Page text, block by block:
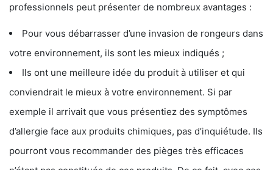
professionnels peut présenter de nombreux avantages :
Pour vous débarrasser d’une invasion de rongeurs dans
votre environnement, ils sont les mieux indiqués ;
Ils ont une meilleure idée du produit à utiliser et qui
conviendrait le mieux à votre environnement. Si par
exemple il arrivait que vous présentiez des symptômes
d’allergie face aux produits chimiques, pas d’inquiétude. Ils
pourront vous recommander des pièges très efficaces